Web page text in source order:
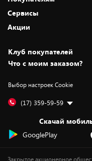
О нас
Адреса магазинов
Новости
Статьи и обзоры
Вакансии
Дай пять добру!
Как сделать заказ
Оплата и доставка
Безналичный расчёт
Обмен и возврат товара
Обработка персональных
Подарочные карты
Сервисы
Установка техники
Для игровых консолей
Для мобильных устройств
Для компьютеров
Сервисные центры
Акции
Скидки и промокоды
Белорусские товары
Бонусы
Оплата частями
Уценка
Клуб покупателей
Что с моим заказом?
Выбор настроек Cookie
(17) 359-59-59
Скачай
GooglePlay
Закрытое акционерное